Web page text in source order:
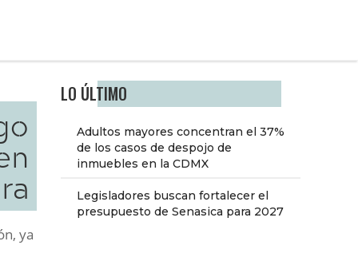
LO ÚLTIMO
Adultos mayores concentran el 37%
de los casos de despojo de
inmuebles en la CDMX
Legisladores buscan fortalecer el
presupuesto de Senasica para 2027
ya